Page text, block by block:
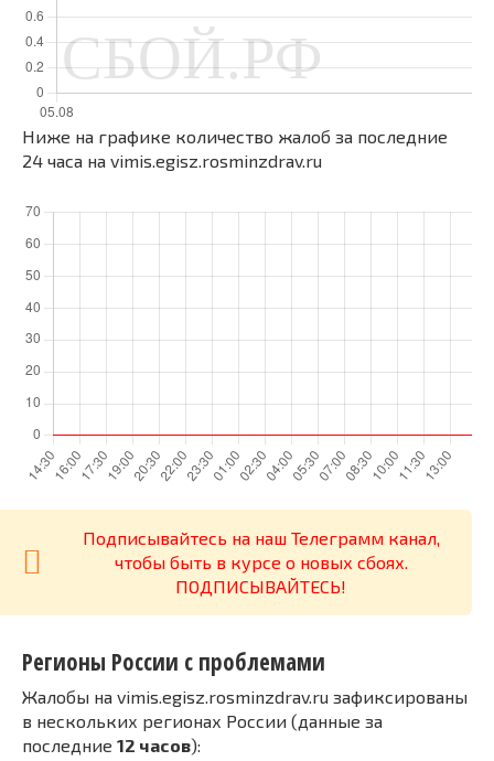
Ниже на графике количество жалоб за последние
24 часа на vimis.egisz.rosminzdrav.ru
Подписывайтесь на наш Телеграмм канал,
чтобы быть в курсе о новых сбоях.
ПОДПИСЫВАЙТЕСЬ!
Регионы России с проблемами
Жалобы на vimis.egisz.rosminzdrav.ru зафиксированы
в нескольких регионах России (данные за
последние 12 часов):